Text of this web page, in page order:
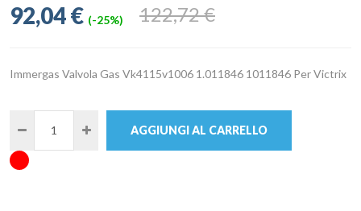
122,72 €
92,04 € (-25%)
Immergas Valvola Gas Vk4115v1006 1.011846 1011846 Per Victrix
AGGIUNGI AL CARRELLO